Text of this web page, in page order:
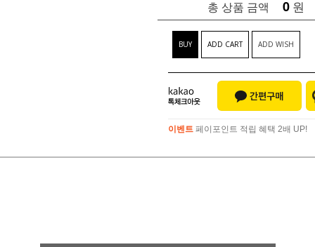
총 상품 금액 0 원
BUY ADD CART ADD WISH
이벤트 페이포인트 적립 혜택 2배 UP!